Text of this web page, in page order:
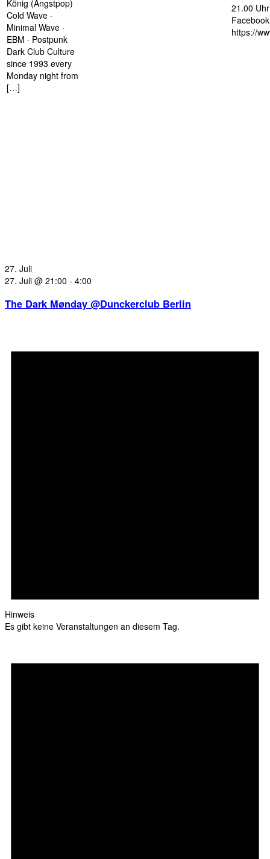
König (Angstpop)
Cold Wave ·
Minimal Wave ·
EBM · Postpunk
Dark Club Culture
since 1993 every
Monday night from
[…]
21.00
https://
27. Juli
27. Juli @ 21:00 - 4:00
The Dark Mønday @Dunckerclub Berlin
Hinweis
Es gibt keine Veranstaltungen an diesem Tag.